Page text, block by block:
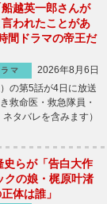
越英一郎さんが
言われたことがあ
間ドラマの帝王だ
ラマ
2026年8月6日
の第5話が4日に放送
救命医・救急隊員・
タバレを含みます）
史らが「告白大作
クの娘・梶原叶渚
体は誰」